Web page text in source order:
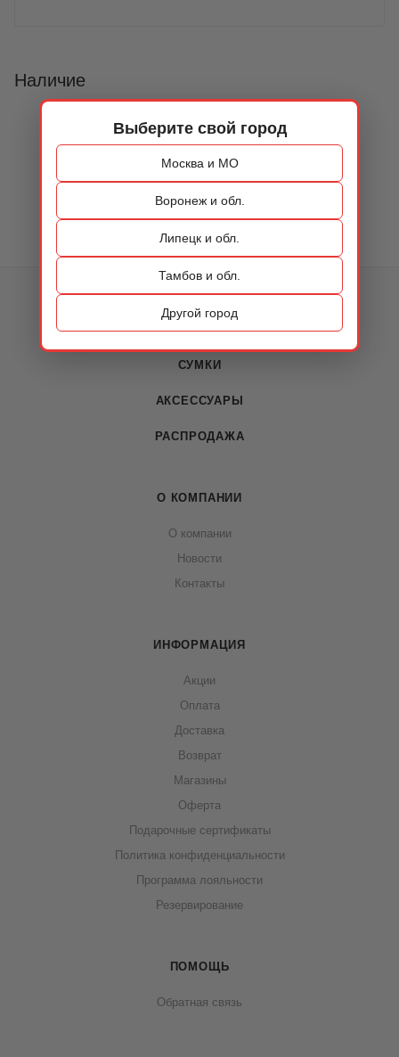
Выберите свой город
Москва и МО
Воронеж и обл.
Липецк и обл.
Тамбов и обл.
Другой город
Наличие
КАТАЛОГ
ОБУВЬ
СУМКИ
АКСЕССУАРЫ
РАСПРОДАЖА
О КОМПАНИИ
О компании
Новости
Контакты
ИНФОРМАЦИЯ
Акции
Оплата
Доставка
Возврат
Магазины
Оферта
Подарочные сертификаты
Политика конфиденциальности
Программа лояльности
Резервирование
ПОМОЩЬ
Обратная связь